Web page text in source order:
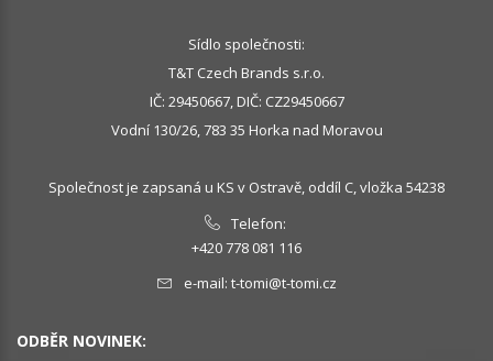
Sídlo společnosti:
T&T Czech Brands s.r.o.
IČ: 29450667, DIČ: CZ29450667
Vodní 130/26, 783 35 Horka nad Moravou
Společnost je zapsaná u KS v Ostravě, oddíl C, vložka 54238
Telefon:
+420 778 081 116
e-mail: t-tomi@t-tomi.cz
ODBĚR NOVINEK: